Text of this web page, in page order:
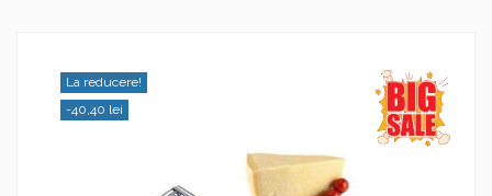
La reducere!
-40,40 lei